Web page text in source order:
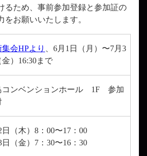
るため、事前参加登録と参加証の
をお願いいたします。
会HPより
、6月1日（月）〜7月3
金）16:30まで
コンベンションホール 1F 参加
日（木）8：00〜17：00
日（金）7：30〜16：30